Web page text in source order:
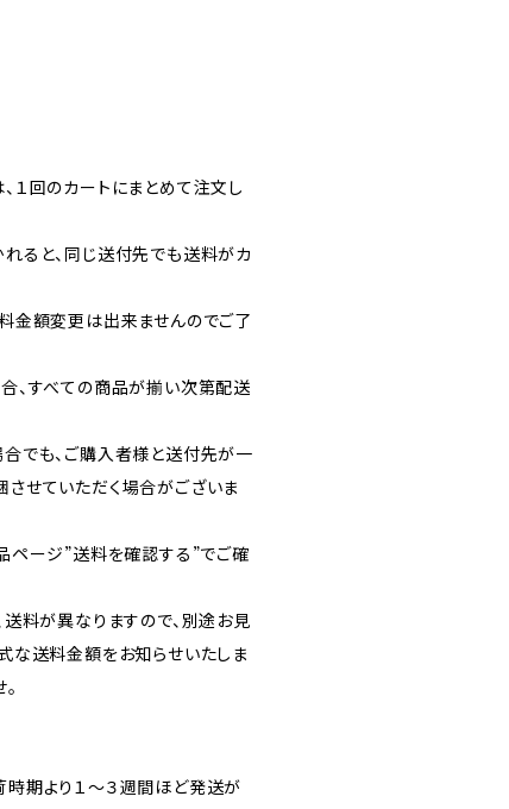
１回のカートにまとめて注文し
ると、同じ送付先でも送料がカ
金額変更は出来ませんのでご了
、すべての商品が揃い次第配送
でも、ご購入者様と送付先が一
せていただく場合がございま
ページ”送料を確認する”でご確
送料が異なりますので、別途お見
な送料金額をお知らせいたしま
期より１～３週間ほど発送が